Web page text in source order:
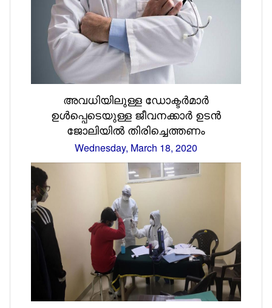
അവധിയിലുള്ള ഡോക്ടര്‍മാര്‍
ഉള്‍പ്പെടെയുള്ള ജീവനക്കാര്‍ ഉടന്‍
ജോലിയില്‍ തിരിച്ചെത്തണം
Wednesday, March 18, 2020